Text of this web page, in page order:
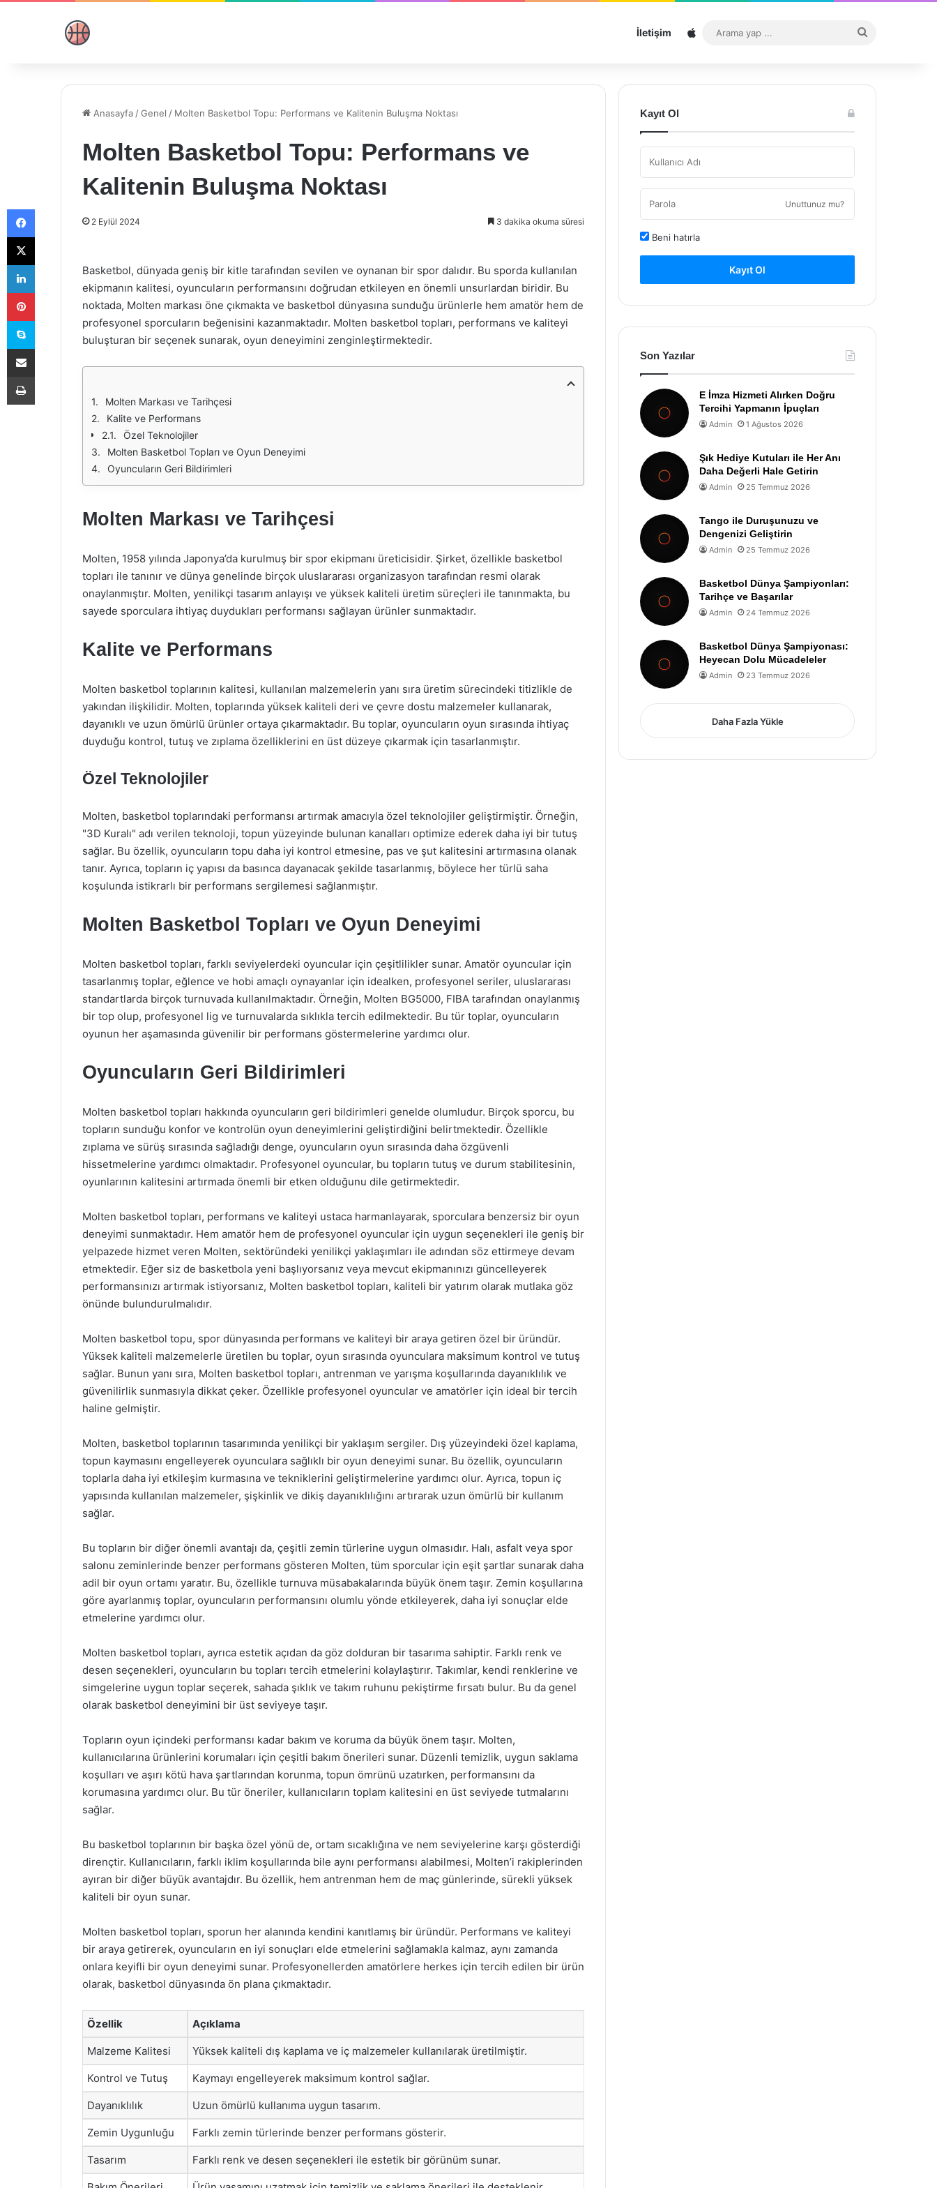
İletişim Sitemap
...
Anasayfa /Genel / Molten Basketbol Topu: Performans ve Kalitenin Buluşma Noktası
Molten Basketbol Topu: Performans ve
Kalitenin Buluşma Noktası
2 Eylül 2024 3 dakika okuma süresi
Basketbol, dünyada geniş bir kitle tarafından sevilen ve oynanan bir spor dalıdır. Bu sporda kullanılan
ekipmanın kalitesi, oyuncuların performansını doğrudan etkileyen en önemli unsurlardan biridir. Bu
noktada, Molten markası öne çıkmakta ve basketbol dünyasına sunduğu ürünlerle hem amatör hem de
profesyonel sporcuların beğenisini kazanmaktadır. Molten basketbol topları, performans ve kaliteyi
buluşturan bir seçenek sunarak, oyun deneyimini zenginleştirmektedir.
Molten Markası ve Tarihçesi
Kalite ve Performans
Özel Teknolojiler
Molten Basketbol Topları ve Oyun Deneyimi
Oyuncuların Geri Bildirimleri
Molten Markası ve Tarihçesi
Molten, 1958 yılında Japonya’da kurulmuş bir spor ekipmanı üreticisidir. Şirket, özellikle basketbol
topları ile tanınır ve dünya genelinde birçok uluslararası organizasyon tarafından resmi olarak
onaylanmıştır. Molten, yenilikçi tasarım anlayışı ve yüksek kaliteli üretim süreçleri ile tanınmakta, bu
sayede sporculara ihtiyaç duydukları performansı sağlayan ürünler sunmaktadır.
Kalite ve Performans
Molten basketbol toplarının kalitesi, kullanılan malzemelerin yanı sıra üretim sürecindeki titizlikle de
yakından ilişkilidir. Molten, toplarında yüksek kaliteli deri ve çevre dostu malzemeler kullanarak,
dayanıklı ve uzun ömürlü ürünler ortaya çıkarmaktadır. Bu toplar, oyuncuların oyun sırasında ihtiyaç
duyduğu kontrol, tutuş ve zıplama özelliklerini en üst düzeye çıkarmak için tasarlanmıştır.
Özel Teknolojiler
Molten, basketbol toplarındaki performansı artırmak amacıyla özel teknolojiler geliştirmiştir. Örneğin,
"3D Kuralı" adı verilen teknoloji, topun yüzeyinde bulunan kanalları optimize ederek daha iyi bir tutuş
sağlar. Bu özellik, oyuncuların topu daha iyi kontrol etmesine, pas ve şut kalitesini artırmasına olanak
tanır. Ayrıca, topların iç yapısı da basınca dayanacak şekilde tasarlanmış, böylece her türlü saha
koşulunda istikrarlı bir performans sergilemesi sağlanmıştır.
Molten Basketbol Topları ve Oyun Deneyimi
Molten basketbol topları, farklı seviyelerdeki oyuncular için çeşitlilikler sunar. Amatör oyuncular için
tasarlanmış toplar, eğlence ve hobi amaçlı oynayanlar için idealken, profesyonel seriler, uluslararası
standartlarda birçok turnuvada kullanılmaktadır. Örneğin, Molten BG5000, FIBA tarafından onaylanmış
bir top olup, profesyonel lig ve turnuvalarda sıklıkla tercih edilmektedir. Bu tür toplar, oyuncuların
oyunun her aşamasında güvenilir bir performans göstermelerine yardımcı olur.
Oyuncuların Geri Bildirimleri
Molten basketbol topları hakkında oyuncuların geri bildirimleri genelde olumludur. Birçok sporcu, bu
topların sunduğu konfor ve kontrolün oyun deneyimlerini geliştirdiğini belirtmektedir. Özellikle
zıplama ve sürüş sırasında sağladığı denge, oyuncuların oyun sırasında daha özgüvenli
hissetmelerine yardımcı olmaktadır. Profesyonel oyuncular, bu topların tutuş ve durum stabilitesinin,
oyunlarının kalitesini artırmada önemli bir etken olduğunu dile getirmektedir.
Molten basketbol topları, performans ve kaliteyi ustaca harmanlayarak, sporculara benzersiz bir oyun
deneyimi sunmaktadır. Hem amatör hem de profesyonel oyuncular için uygun seçenekleri ile geniş bir
yelpazede hizmet veren Molten, sektöründeki yenilikçi yaklaşımları ile adından söz ettirmeye devam
etmektedir. Eğer siz de basketbola yeni başlıyorsanız veya mevcut ekipmanınızı güncelleyerek
performansınızı artırmak istiyorsanız, Molten basketbol topları, kaliteli bir yatırım olarak mutlaka göz
önünde bulundurulmalıdır.
Molten basketbol topu, spor dünyasında performans ve kaliteyi bir araya getiren özel bir üründür.
Yüksek kaliteli malzemelerle üretilen bu toplar, oyun sırasında oyunculara maksimum kontrol ve tutuş
sağlar. Bunun yanı sıra, Molten basketbol topları, antrenman ve yarışma koşullarında dayanıklılık ve
güvenilirlik sunmasıyla dikkat çeker. Özellikle profesyonel oyuncular ve amatörler için ideal bir tercih
haline gelmiştir.
Molten, basketbol toplarının tasarımında yenilikçi bir yaklaşım sergiler. Dış yüzeyindeki özel kaplama,
topun kaymasını engelleyerek oyunculara sağlıklı bir oyun deneyimi sunar. Bu özellik, oyuncuların
toplarla daha iyi etkileşim kurmasına ve tekniklerini geliştirmelerine yardımcı olur. Ayrıca, topun iç
yapısında kullanılan malzemeler, şişkinlik ve dikiş dayanıklılığını artırarak uzun ömürlü bir kullanım
sağlar.
Bu topların bir diğer önemli avantajı da, çeşitli zemin türlerine uygun olmasıdır. Halı, asfalt veya spor
salonu zeminlerinde benzer performans gösteren Molten, tüm sporcular için eşit şartlar sunarak daha
adil bir oyun ortamı yaratır. Bu, özellikle turnuva müsabakalarında büyük önem taşır. Zemin koşullarına
göre ayarlanmış toplar, oyuncuların performansını olumlu yönde etkileyerek, daha iyi sonuçlar elde
etmelerine yardımcı olur.
Molten basketbol topları, ayrıca estetik açıdan da göz dolduran bir tasarıma sahiptir. Farklı renk ve
desen seçenekleri, oyuncuların bu topları tercih etmelerini kolaylaştırır. Takımlar, kendi renklerine ve
simgelerine uygun toplar seçerek, sahada şıklık ve takım ruhunu pekiştirme fırsatı bulur. Bu da genel
olarak basketbol deneyimini bir üst seviyeye taşır.
Topların oyun içindeki performansı kadar bakım ve koruma da büyük önem taşır. Molten,
kullanıcılarına ürünlerini korumaları için çeşitli bakım önerileri sunar. Düzenli temizlik, uygun saklama
koşulları ve aşırı kötü hava şartlarından korunma, topun ömrünü uzatırken, performansını da
korumasına yardımcı olur. Bu tür öneriler, kullanıcıların toplam kalitesini en üst seviyede tutmalarını
sağlar.
Bu basketbol toplarının bir başka özel yönü de, ortam sıcaklığına ve nem seviyelerine karşı gösterdiği
dirençtir. Kullanıcıların, farklı iklim koşullarında bile aynı performansı alabilmesi, Molten’i rakiplerinden
ayıran bir diğer büyük avantajdır. Bu özellik, hem antrenman hem de maç günlerinde, sürekli yüksek
kaliteli bir oyun sunar.
Molten basketbol topları, sporun her alanında kendini kanıtlamış bir üründür. Performans ve kaliteyi
bir araya getirerek, oyuncuların en iyi sonuçları elde etmelerini sağlamakla kalmaz, aynı zamanda
onlara keyifli bir oyun deneyimi sunar. Profesyonellerden amatörlere herkes için tercih edilen bir ürün
olarak, basketbol dünyasında ön plana çıkmaktadır.
Özellik Açıklama
Malzeme Kalitesi Yüksek kaliteli dış kaplama ve iç malzemeler kullanılarak üretilmiştir.
Kontrol ve Tutuş Kaymayı engelleyerek maksimum kontrol sağlar.
Dayanıklılık Uzun ömürlü kullanıma uygun tasarım.
Zemin Uygunluğu Farklı zemin türlerinde benzer performans gösterir.
Tasarım Farklı renk ve desen seçenekleri ile estetik bir görünüm sunar.
Kayıt Ol
Unuttunuz mu?
Beni hatırla
Kayıt Ol
Son Yazılar
E İmza Hizmeti Alırken Doğru
Tercihi Yapmanın İpuçları
Admin 1 Ağustos 2026
Şık Hediye Kutuları ile Her Anı
Daha Değerli Hale Getirin
Admin 25 Temmuz 2026
Tango ile Duruşunuzu ve
Dengenizi Geliştirin
Admin 25 Temmuz 2026
Basketbol Dünya Şampiyonları:
Tarihçe ve Başarılar
Admin 24 Temmuz 2026
Basketbol Dünya Şampiyonası:
Heyecan Dolu Mücadeleler
Admin 23 Temmuz 2026
Daha Fazla Yükle
Facebook
X
LinkedIn
Pinterest
Skype
E-Posta ile paylaş